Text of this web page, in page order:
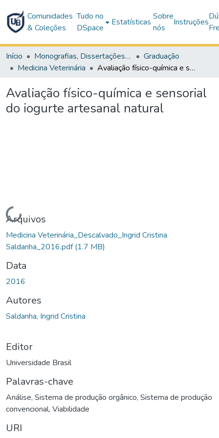
Comunidades
& Coleções
Tudo no
DSpace
Estatísticas
Sobre
nós
Instruções
Início Monografias, Dissertações e Teses
Graduação
Medicina Veterinária
Avaliação físico-química e sensorial do iogurte artesanal natural
Avaliação físico-química e sensorial
do iogurte artesanal natural
Carregando...
Arquivos
Medicina Veterinária_Descalvado_Ingrid Cristina
Saldanha_2016.pdf(1.7 MB)
Data
2016
Autores
Saldanha, Ingrid Cristina
Editor
Universidade Brasil
Palavras-chave
Análise, Sistema de produção orgânico, Sistema de produção
convencional, Viabilidade
URI